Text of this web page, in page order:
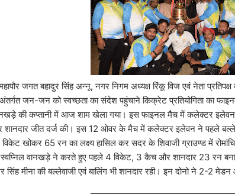
जगत बहादुर सिंह अन्नू, नगर निगम अध्यक्ष रिंकू विज एवं नेता
जन-जन को स्वच्छता का संदेश पहुंचाने किक्रेट प्रतियोगिता का
की कप्तानी में आज शाम खेला गया। इस फाइनल मैच में कलेक्टर
शानदार जीत दर्ज की। इस 12 ओवर के मैच में कलेक्टर इलेवन ने पहले
खोकर 65 रन का लक्ष्य हासिल कर सदर के शिवाजी ग्राउण्ड में
स्वप्निल वानखड़े ने करते हुए पहले 4 विकेट, 3 कैच और शानदार 23 रन
मीना की बल्लेवाजी एवं बालिंग भी शानदार रही। इन दोनो ने 2-2